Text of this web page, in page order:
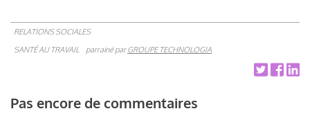
RELATIONS SOCIALES
SANTÉ AU TRAVAIL
parrainé parGROUPE TECHNOLOGIA
Pas encore de commentaires